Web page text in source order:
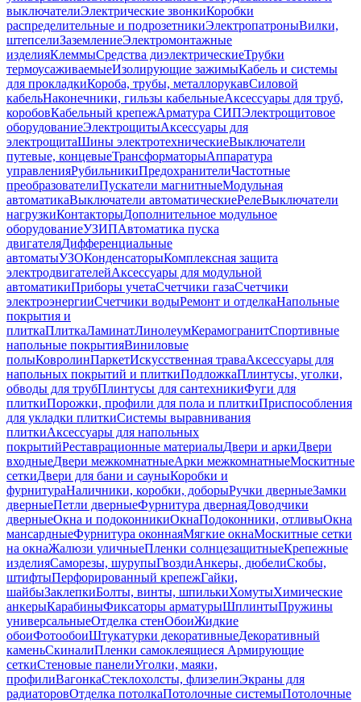
выключателиЭлектрические звонкиКоробки
распределительные и подрозетникиЭлектропатроныВилки,
штепселиЗаземлениеЭлектромонтажные
изделияКлеммыСредства диэлектрическиеТрубки
термоусаживаемыеИзолирующие зажимыКабель и системы
для прокладкиКороба, трубы, металлорукавСиловой
кабельНаконечники, гильзы кабельныеАксессуары для труб,
коробовКабельный крепежАрматура СИПЭлектрощитовое
оборудованиеЭлектрощитыАксессуары для
электрощитаШины электротехническиеВыключатели
путевые, концевыеТрансформаторыАппаратура
управленияРубильникиПредохранителиЧастотные
преобразователиПускатели магнитныеМодульная
автоматикаВыключатели автоматическиеРелеВыключатели
нагрузкиКонтакторыДополнительное модульное
оборудованиеУЗИПАвтоматика пуска
двигателяДифференциальные
автоматыУЗОКонденсаторыКомплексная защита
электродвигателейАксессуары для модульной
автоматикиПриборы учетаСчетчики газаСчетчики
электроэнергииСчетчики водыРемонт и отделкаНапольные
покрытия и
плиткаПлиткаЛаминатЛинолеумКерамогранитСпортивные
напольные покрытияВиниловые
полыКовролинПаркетИскусственная траваАксессуары для
напольных покрытий и плиткиПодложкаПлинтусы, уголки,
обводы для трубПлинтусы для сантехникиФуги для
плиткиПорожки, профили для пола и плиткиПриспособления
для укладки плиткиСистемы выравнивания
плиткиАксессуары для напольных
покрытийРеставрационные материалыДвери и аркиДвери
входныеДвери межкомнатныеАрки межкомнатныеМоскитные
сеткиДвери для бани и сауныКоробки и
фурнитураНаличники, коробки, доборыРучки дверныеЗамки
дверныеПетли дверныеФурнитура двернаяДоводчики
дверныеОкна и подоконникиОкнаПодоконники, отливыОкна
мансардныеФурнитура оконнаяМягкие окнаМоскитные сетки
на окнаЖалюзи уличныеПленки солнцезащитныеКрепежные
изделияСаморезы, шурупыГвоздиАнкеры, дюбелиСкобы,
штифтыПерфорированный крепежГайки,
шайбыЗаклепкиБолты, винты, шпилькиХомутыХимические
анкерыКарабиныФиксаторы арматурыШплинтыПружины
универсальныеОтделка стенОбоиЖидкие
обоиФотообоиШтукатурки декоративныеДекоративный
каменьСкиналиПленки самоклеящиеся Армирующие
сеткиСтеновые панелиУголки, маяки,
профилиВагонкаСтеклохолсты, флизелинЭкраны для
радиаторовОтделка потолкаПотолочные системыПотолочные